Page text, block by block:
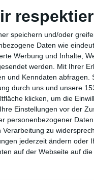
speichern und/oder
Daten wie
Werbung und Inhalte,
werden.
Mit Ihrer
und Kenndaten
durch uns und unsere
klicken, um die
Einstellungen vor der
personenbezogener
Verarbeitung zu
jederzeit ändern oder
auf der Webseite auf
Unterhaltet euch
beeinflusst und neue
Verbindung des
gegen Monster
fehlen. Der läuft auch,
diesem Modus
aufzuspüren. Dort
getan an Dragon
PvP